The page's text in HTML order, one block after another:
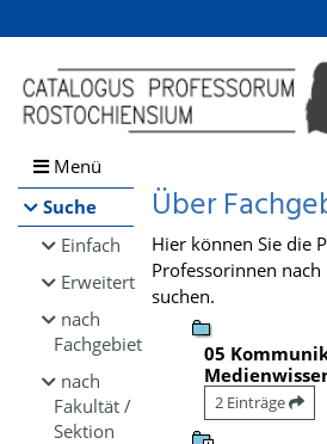
Browsen
direkt zum Inhalt
Menü
Suche
Einfach
Erweitert
nach
Fachgebiet
nach
Fakultät /
Sektion
Über
Hier können Sie die
Professorinnen
suchen.
05
2 Einträge